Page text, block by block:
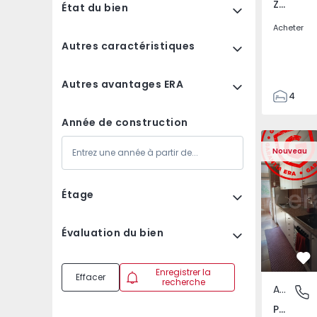
État du bien
Autres caractéristiques
Autres avantages ERA
Année de construction
Étage
Évaluation du bien
Effacer
Enregistrer la
recherche
Zebreira e Segura, Castelo Branco
Acheter
4
80
80
244
Nouveau
Appartement T3
Appartement
Pedrouços, Porto